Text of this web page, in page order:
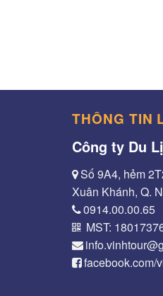
THÔNG TIN
Công ty Du
Số 9A4, hẻm
Xuân Khánh, Q.
0914.00.00.65
MST:
facebook.com/